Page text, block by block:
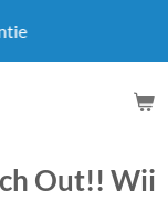
Out!! Wii